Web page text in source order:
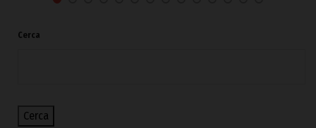
Cerca
Cerca